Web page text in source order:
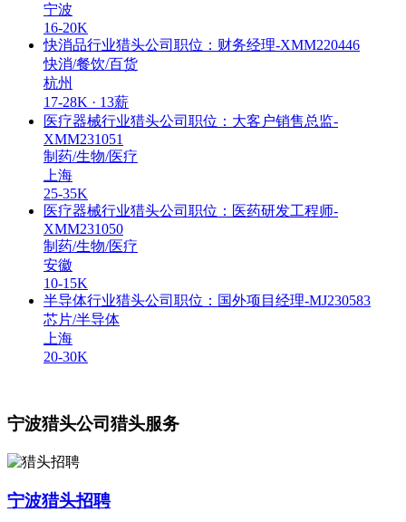
宁波
16-20K
快消品行业猎头公司职位：财务经理-XMM220446
快消/餐饮/百货
杭州
17-28K · 13薪
医疗器械行业猎头公司职位：大客户销售总监-
XMM231051
制药/生物/医疗
上海
25-35K
医疗器械行业猎头公司职位：医药研发工程师-
XMM231050
制药/生物/医疗
安徽
10-15K
半导体行业猎头公司职位：国外项目经理-MJ230583
芯片/半导体
上海
20-30K
宁波猎头公司猎头服务
宁波猎头招聘